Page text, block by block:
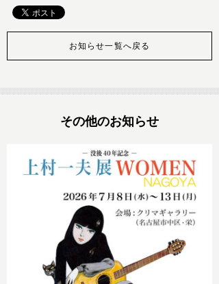
お知らせ一覧へ戻る
その他のお知らせ